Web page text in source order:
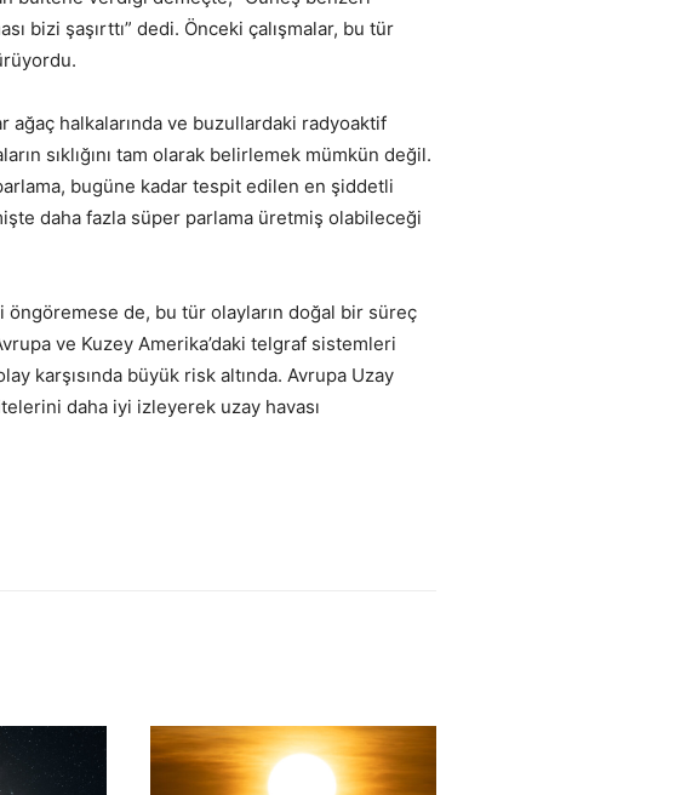
bizi şaşırttı” dedi. Önceki çalışmalar, bu tür
ağaç halkalarında ve buzullardaki radyoaktif
sıklığını tam olarak belirlemek mümkün değil.
bugüne kadar tespit edilen en şiddetli
daha fazla süper parlama üretmiş olabileceği
öngöremese de, bu tür olayların doğal bir süreç
ve Kuzey Amerika’daki telgraf sistemleri
karşısında büyük risk altında. Avrupa Uzay
daha iyi izleyerek uzay havası